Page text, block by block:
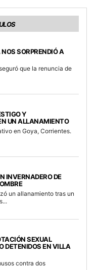
SORPRENDIÓ A
que la renuncia de
Y
UN ALLANAMIENTO
en Goya, Corrientes.
INVERNADERO DE
un allanamiento tras un
SEXUAL
DETENIDOS EN VILLA
contra dos